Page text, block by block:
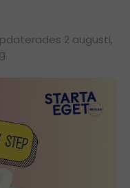
2 augusti,